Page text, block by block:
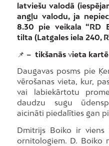
latviešu valodā
angļu valodu, ja
8.30 pie veikala “RD
tilta (Latgales iela 240,
📌 – tikšanāsvieta kartē
Daugavas posms pie
vērošanas vieta, kur,
vai labiekārtotu
daudzu sugu
aicināti piedalīties gan
Dmitrijs Boiko ir viens
ornitologiem. D. Boiko